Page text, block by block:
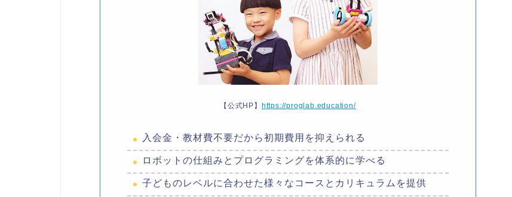
【公式HP】 https://proglab.education/
入会金・教材費不要だから初期費用を抑えられる
ロボットの仕組みとプログラミングを体系的に学べる
子どものレベルに合わせた様々なコースとカリキュラムを提供